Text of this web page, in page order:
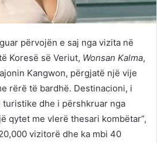
përvojën e saj nga vizita në
Koresë së Veriut, Wonsan Kalma,
Kangwon, përgjatë një vije
rërë të bardhë. Destinacioni, i
dhe i përshkruar nga
qytet me vlerë thesari kombëtar”,
vizitorë dhe ka mbi 40